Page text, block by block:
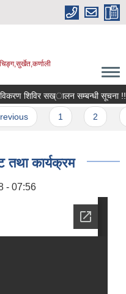
शिविर सख्ालन सम्बन्धी सूचना !!
तथा कार्यक्रम
- 07:56